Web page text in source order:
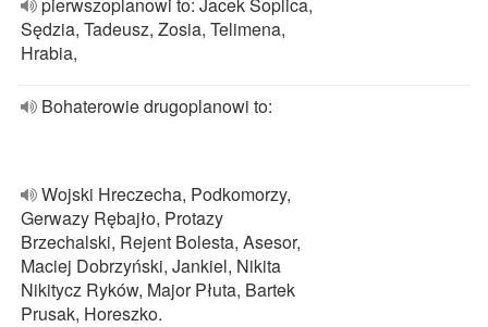
Sędzia, Tadeusz, Zosia, Telimena,
Hrabia,
Bohaterowie drugoplanowi to:
Wojski Hreczecha, Podkomorzy,
Gerwazy Rębajło, Protazy
Brzechalski, Rejent Bolesta, Asesor,
Maciej Dobrzyński, Jankiel, Nikita
Nikitycz Ryków, Major Płuta, Bartek
Prusak, Horeszko.